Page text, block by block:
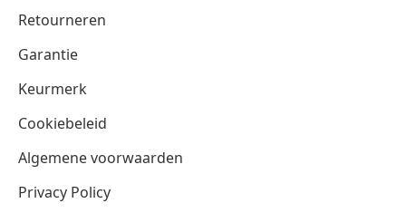
Retourneren
Garantie
Keurmerk
Cookiebeleid
Algemene voorwaarden
Privacy Policy